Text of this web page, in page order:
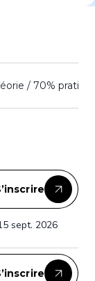
/ 70%
sept. 2026